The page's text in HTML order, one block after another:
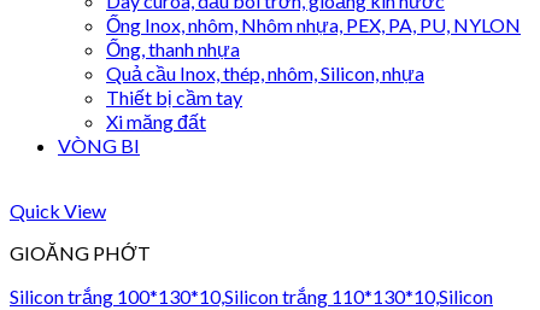
Ống Inox, nhôm, Nhôm nhựa, PEX, PA, PU, NYLON
Ống, thanh nhựa
Quả cầu Inox, thép, nhôm, Silicon, nhựa
Thiết bị cầm tay
Xi măng đất
VÒNG BI
Quick View
GIOĂNG PHỚT
Silicon trắng 100*130*10,Silicon trắng 110*130*10,Silicon